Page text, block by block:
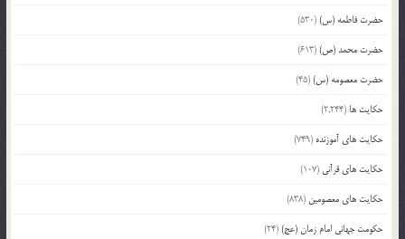
حضرت فاطمه (س)(530)
حضرت محمد (ص)(613)
حضرت معصومه (س)(45)
حکایت ها (2,244)
حکایت های آموزنده (749)
حکایت های قرآنی (107)
حکایت های معصومین (838)
حکومت جهانی امام زمان (عج)(24)